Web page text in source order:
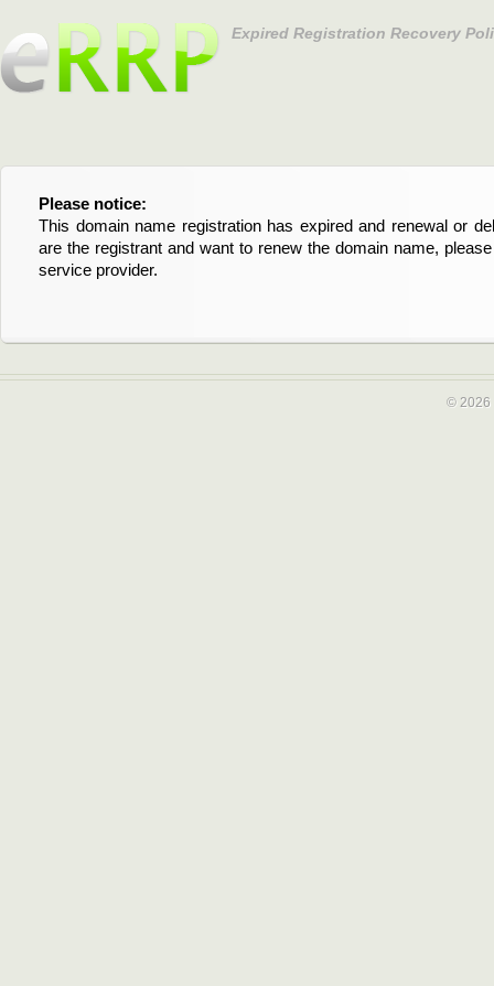
Expired Registration Recovery
Please notice:
This domain name registration has expired and renewal or
are the registrant and want to renew the domain name,
service provider.
Bitte beachten Sie:
Diese Domainregistrierung ist abgelaufen und die
Domain stehen an. Wenn Sie der Registrant sind und
verlängern möchten, kontaktieren Sie bitte Ihren Service-
© 2026